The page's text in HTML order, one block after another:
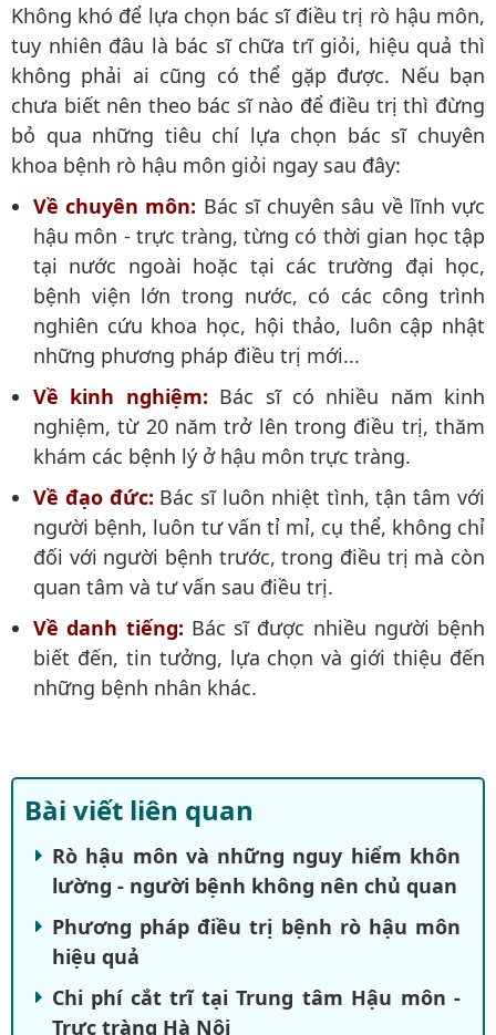
Không khó để lựa chọn bác sĩ điều trị rò hậu môn,
tuy nhiên đâu là bác sĩ chữa trĩ giỏi, hiệu quả thì
không phải ai cũng có thể gặp được. Nếu bạn
chưa biết nên theo bác sĩ nào để điều trị thì đừng
bỏ qua những tiêu chí lựa chọn bác sĩ chuyên
khoa bệnh rò hậu môn giỏi ngay sau đây:
Về chuyên môn: Bác sĩ chuyên sâu về lĩnh vực
hậu môn - trực tràng, từng có thời gian học tập
tại nước ngoài hoặc tại các trường đại học,
bệnh viện lớn trong nước, có các công trình
nghiên cứu khoa học, hội thảo, luôn cập nhật
những phương pháp điều trị mới...
Về kinh nghiệm: Bác sĩ có nhiều năm kinh
nghiệm, từ 20 năm trở lên trong điều trị, thăm
khám các bệnh lý ở hậu môn trực tràng.
Về đạo đức: Bác sĩ luôn nhiệt tình, tận tâm với
người bệnh, luôn tư vấn tỉ mỉ, cụ thể, không chỉ
đối với người bệnh trước, trong điều trị mà còn
quan tâm và tư vấn sau điều trị.
Về danh tiếng: Bác sĩ được nhiều người bệnh
biết đến, tin tưởng, lựa chọn và giới thiệu đến
những bệnh nhân khác.
Bài viết liên quan
Rò hậu môn và những nguy hiểm khôn
lường - người bệnh không nên chủ quan
Phương pháp điều trị bệnh rò hậu môn
hiệu quả
Chi phí cắt trĩ tại Trung tâm Hậu môn -
Trực tràng Hà Nội